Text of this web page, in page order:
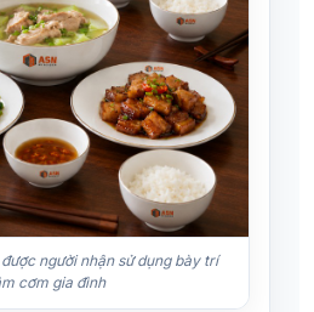
người nhận sử dụng bày trí
cơm gia đình